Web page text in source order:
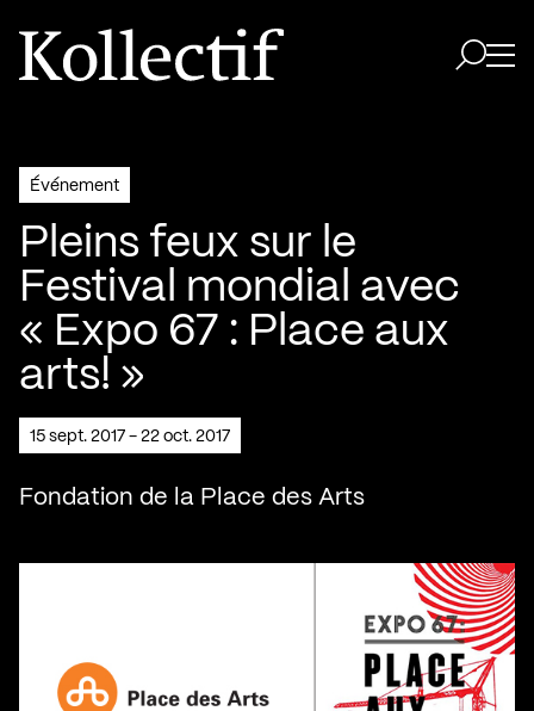
Aller à la page d'accueil
Logo Kollectif
Événement
Pleins feux sur le
Festival mondial avec
« Expo 67 : Place aux
arts! »
15 sept. 2017 - 22 oct. 2017
Fondation de la Place des Arts